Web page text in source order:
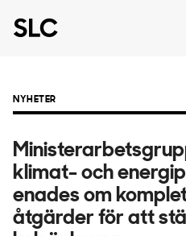
NYHETER
klimat- och
enades om
åtgärder för att